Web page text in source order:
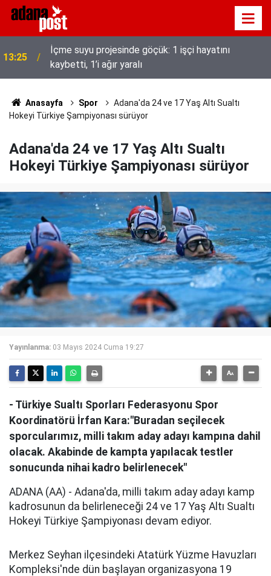
İçme suyu projesinde göçük: 1 işçi hayatını
kaybetti, 1’i ağır yaralı
13:17
Adana’da Huzur ve Güven uygulaması: 62 aranan
şahıs yakalandı, 3 milyon 924 bin TL ceza kesildi
Anasayfa Spor
Adana'da 24 ve 17 Yaş Altı Sualtı
Hokeyi Türkiye Şampiyonası sürüyor
Adana'da 24 ve 17 Yaş Altı Sualtı
Hokeyi Türkiye Şampiyonası sürüyor
Yayınlanma: 03 Mayıs 2024 Cuma 19:27
- Türkiye Sualtı Sporları Federasyonu Spor
Koordinatörü İrfan Kara:"Buradan seçilecek
sporcularımız, milli takım aday adayı kampına dahil
olacak. Akabinde de kampta yapılacak testler
sonucunda nihai kadro belirlenecek"
ADANA (AA) - Adana'da, milli takım aday adayı kamp
kadrosunun da belirleneceği 24 ve 17 Yaş Altı Sualtı
Hokeyi Türkiye Şampiyonası devam ediyor.
Merkez Seyhan ilçesindeki Atatürk Yüzme Havuzları
Kompleksi'nde dün başlayan organizasyona 19